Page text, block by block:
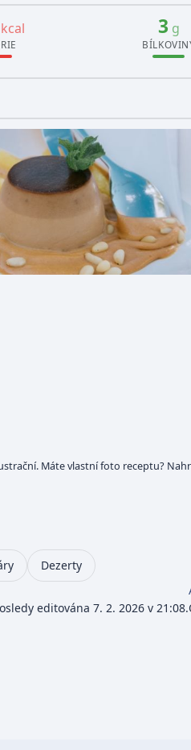
kcal 3 g
Máte vlastní foto receptu?
Dezerty
editována 7. 2. 2026 v 21:08.